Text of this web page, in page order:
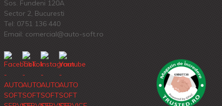
Sos. Fundeni 120A
Sector 2, Bucuresti
Tel: 0751 136 440
Email: comercial@auto-soft.ro